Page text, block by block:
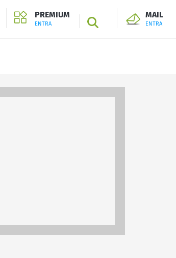
PREMIUM
ENTRA SEARCH
MAIL
ENTRA